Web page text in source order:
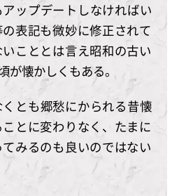
ップデートしなければい
表記も微妙に修正されて
こととは言え昭和の古い
が懐かしくもある。
とも郷愁にかられる昔懐
とに変わりなく、たまに
みるのも良いのではない